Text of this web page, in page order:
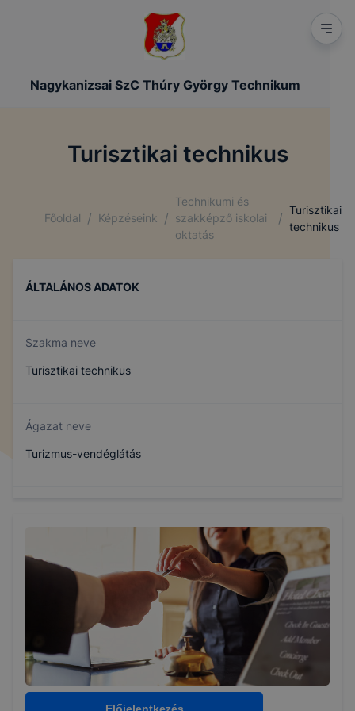
Nagykanizsai SzC Thúry György Technikum
Turisztikai technikus
Főoldal / Képzéseink /
Technikumi és
szakképző iskolai
oktatás
/
Turisztikai
technikus
ÁLTALÁNOS ADATOK
Szakma neve
Turisztikai technikus
Ágazat neve
Turizmus-vendéglátás
Képzés időtartama
Választható szakmairányok:
Idegenvezető